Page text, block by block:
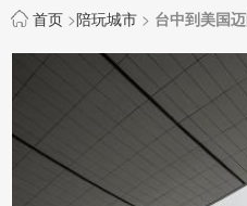
首页 >陪玩城市 > 台中到美国